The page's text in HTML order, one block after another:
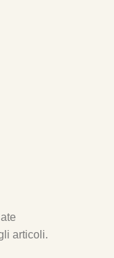
articoli.